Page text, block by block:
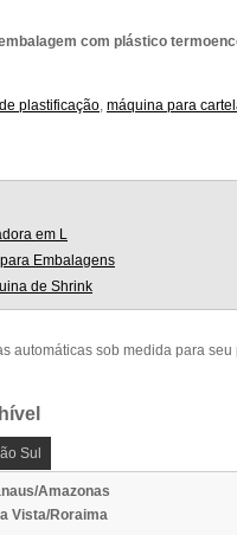
com plástico
plastificação, máquina para
em L
Embalagens
de Shrink
automáticas sob medida para seu
Sul
Amazonas
Vista/Roraima